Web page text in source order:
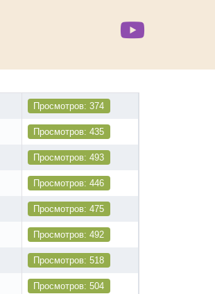
Просмотров: 374
Просмотров: 435
Просмотров: 493
Просмотров: 446
Просмотров: 475
Просмотров: 492
Просмотров: 518
Просмотров: 504